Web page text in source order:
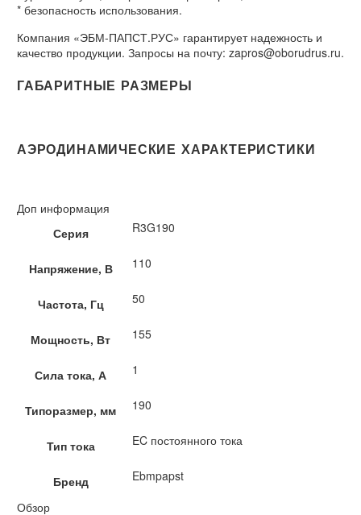
* безопасность использования.
Компания «ЭБМ-ПАПСТ.РУС» гарантирует надежность и
качество продукции. Запросы на почту: zapros@oborudrus.ru.
ГАБАРИТНЫЕ РАЗМЕРЫ
АЭРОДИНАМИЧЕСКИЕ ХАРАКТЕРИСТИКИ
Доп информация
Серия
R3G190
Напряжение, В 110
Частота, Гц 50
Мощность, Вт 155
Сила тока, А 1
Типоразмер, мм 190
Тип тока EC постоянного тока
Бренд
Ebmpapst
Обзор